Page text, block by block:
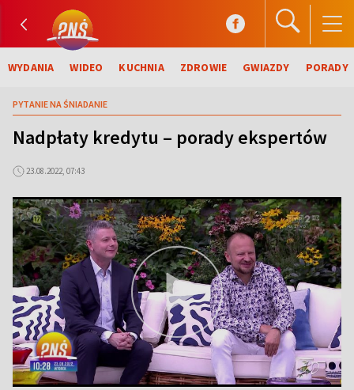
WYDANIA WIDEO KUCHNIA ZDROWIE GWIAZDY PORADY
PYTANIE NA ŚNIADANIE
Nadpłaty kredytu – porady ekspertów
23.08.2022, 07:43